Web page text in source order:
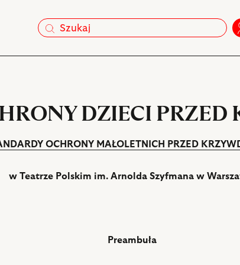
szukaj
DZIECI PRZED
OCHRONY MAŁOLETNICH PRZED
w Teatrze Polskim im. Arnolda Szyfmana w
Preambuła